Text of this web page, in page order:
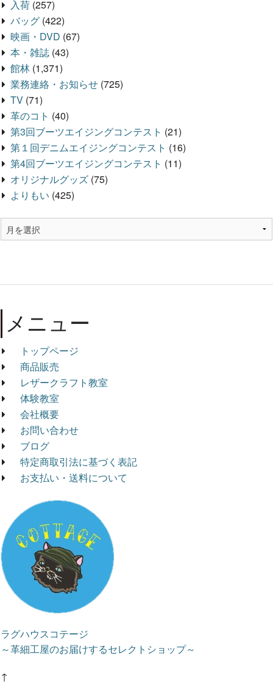
入荷 (257)
バッグ (422)
映画・DVD (67)
本・雑誌 (43)
館林 (1,371)
業務連絡・お知らせ (725)
TV (71)
革のコト (40)
第3回ブーツエイジングコンテスト (21)
第１回デニムエイジングコンテスト (16)
第4回ブーツエイジングコンテスト (11)
オリジナルグッズ (75)
よりもい (425)
メニュー
トップページ
商品販売
レザークラフト教室
体験教室
会社概要
お問い合わせ
ブログ
特定商取引法に基づく表記
お支払い・送料について
ラグハウスコテージ
～革細工屋のお届けするセレクトショップ～
↑